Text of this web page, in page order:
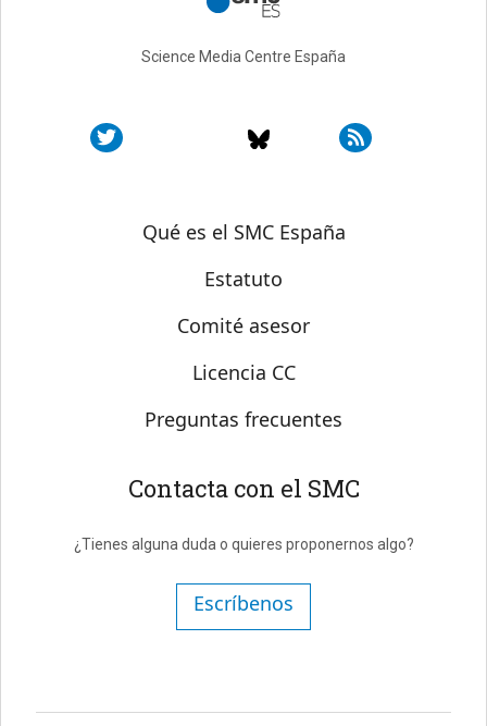
Science Media Centre España
Sobre SMC España
Qué es el SMC España
Estatuto
Comité asesor
Licencia CC
Preguntas frecuentes
Contacta con el SMC
¿Tienes alguna duda o quieres proponernos algo?
Escríbenos